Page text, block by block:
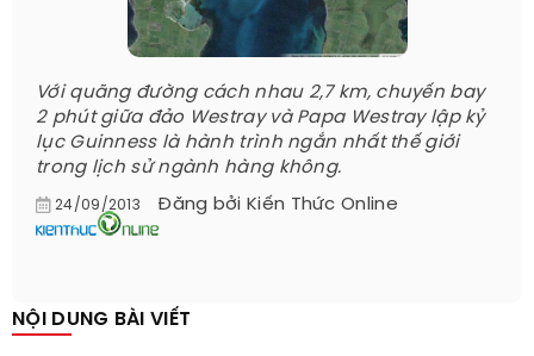
Với quãng đường cách nhau 2,7 km, chuyến bay
2 phút giữa đảo Westray và Papa Westray lập kỷ
lục Guinness là hành trình ngắn nhất thế giới
trong lịch sử ngành hàng không.
24/09/2013 Đăng bởi Kiến Thức Online
NỘI DUNG BÀI VIẾT